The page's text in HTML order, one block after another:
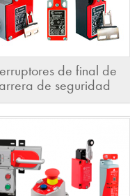
de final de
de seguridad